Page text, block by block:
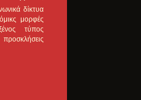
δίκτυα
μορφές
τύπος
προσκλήσεις